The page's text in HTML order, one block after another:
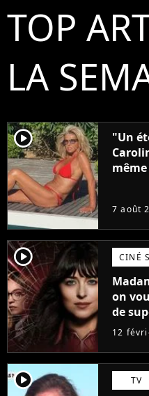
TOP
LA
player2
"Un
7 août
player2 CINÉ
on
de
12
player2 TV